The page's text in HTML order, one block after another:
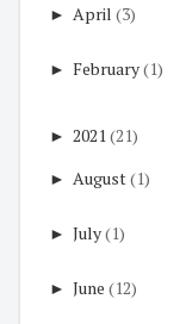
► April (3)
► February(1)
► 2021(21)
► August(1)
► July(1)
► June (12)